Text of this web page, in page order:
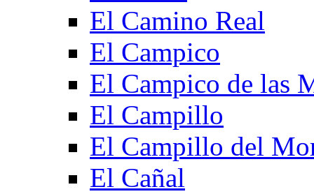
El Camino Real
El Campico
El Campico de las
El Campillo
El Campillo del
El Cañal